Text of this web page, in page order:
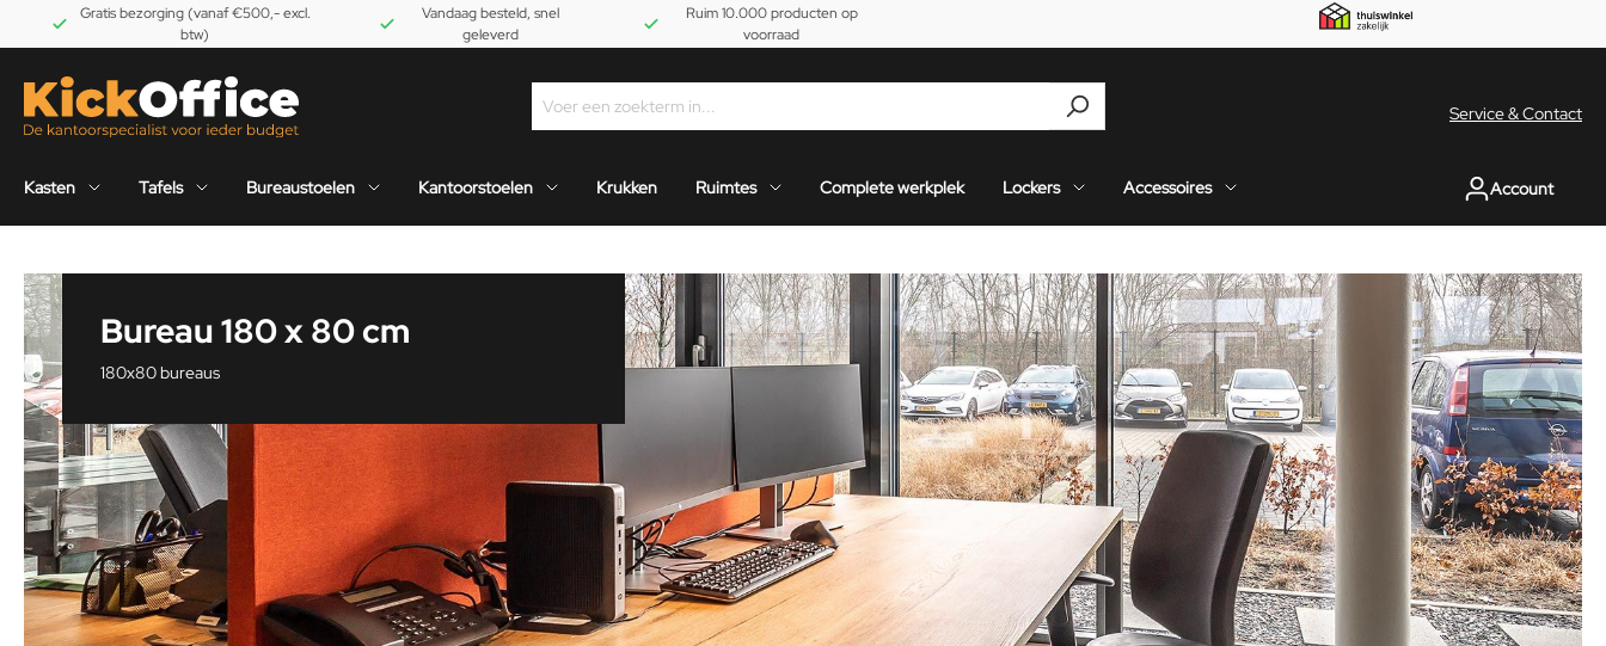
Gratis bezorging (vanaf €500,- excl.
btw)
Vandaag besteld, snel
geleverd
Ruim 10.000 producten op
voorraad
Service & Contact
Kasten Tafels Bureaustoelen Kantoorstoelen Krukken Ruimtes Complete werkplek Lockers Accessoires Account
Bureau 180 x 80 cm
180x80 bureaus